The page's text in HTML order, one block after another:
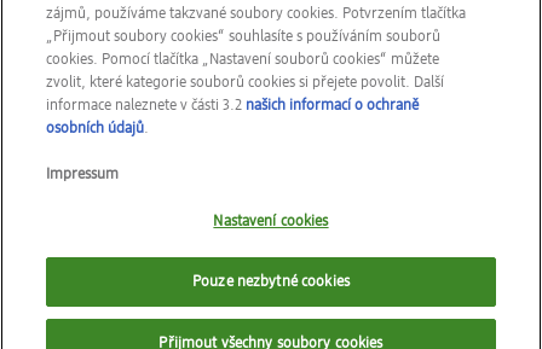
Kontakt
active beauty extra Moje údaje
Podmínky účasti v programu active beauty
zájmů, používáme takzvané soubory cookies. Potvrzením tlačítka
„Přijmout soubory cookies“ souhlasíte s používáním souborů
cookies. Pomocí tlačítka „Nastavení souborů cookies“ můžete
zvolit, které kategorie souborů cookies si přejete povolit. Další
informace naleznete v části 3.2 našich informací o ochraně
osobních údajů.
Impressum
Nastavení cookies
Pouze nezbytné cookies
Přijmout všechny soubory cookies